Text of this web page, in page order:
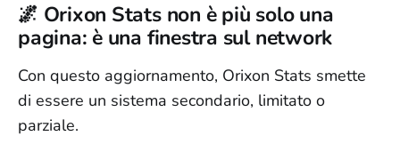
🌌 Orixon Stats non è più solo una
pagina: è una finestra sul network
Con questo aggiornamento, Orixon Stats smette
di essere un sistema secondario, limitato o
parziale.